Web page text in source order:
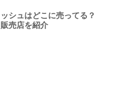
シュはどこに売ってる？
売店を紹介